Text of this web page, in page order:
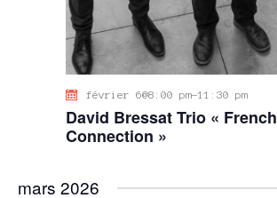
février 6@8:00 pm-11:30 pm
David Bressat Trio « French
Connection »
mars 2026